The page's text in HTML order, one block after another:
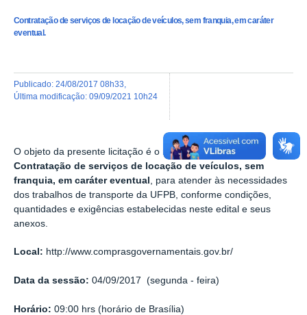
Contratação de serviços de locação de veículos, sem franquia, em caráter
eventual.
publicado: 24/08/2017 08h33
última modificação: 09/09/2021 10h24
O objeto da presente licitação é o registro de preços para
Contratação de serviços de locação de veículos, sem
franquia, em caráter eventual
, para atender às necessidades
dos trabalhos de transporte da UFPB, conforme condições,
quantidades e exigências estabelecidas neste edital e seus
anexos.
Local: http://www.comprasgovernamentais.gov.br/
Data da sessão: 04/09/2017 (segunda - feira)
Horário: 09:00 hrs (horário de Brasília)